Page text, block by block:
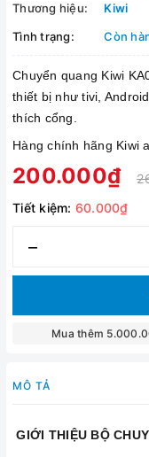
Thương hiệu:
Kiwi
Tình trạng:
Còn
Chuyển quang Kiwi
thiết bị như tivi,
thích cổng.
Hàng chính hãng Kiwi
200.000₫
Tiết kiệm: 60.000₫
–
Mua thêm
MÔ TẢ
GIỚI THIỆU BỘ